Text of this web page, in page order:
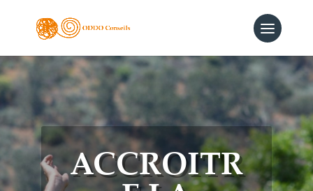
ACCROITR